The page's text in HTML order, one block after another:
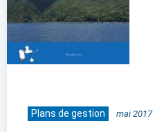
Plans de gestion mai 2017